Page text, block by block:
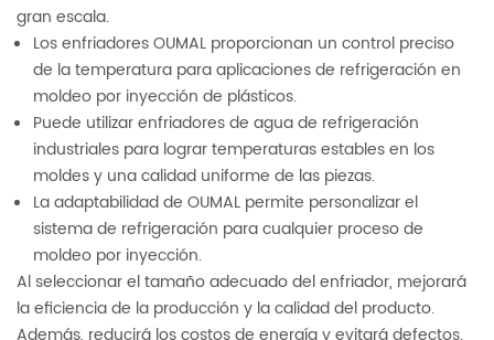
gran escala.
Los enfriadores OUMAL proporcionan un control preciso
de la temperatura para aplicaciones de refrigeración en
moldeo por inyección de plásticos.
Puede utilizar enfriadores de agua de refrigeración
industriales para lograr temperaturas estables en los
moldes y una calidad uniforme de las piezas.
La adaptabilidad de OUMAL permite personalizar el
sistema de refrigeración para cualquier proceso de
moldeo por inyección.
Al seleccionar el tamaño adecuado del enfriador, mejorará
la eficiencia de la producción y la calidad del producto.
Además, reducirá los costos de energía y evitará defectos.